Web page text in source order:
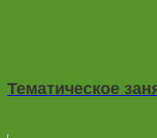
Тематическое